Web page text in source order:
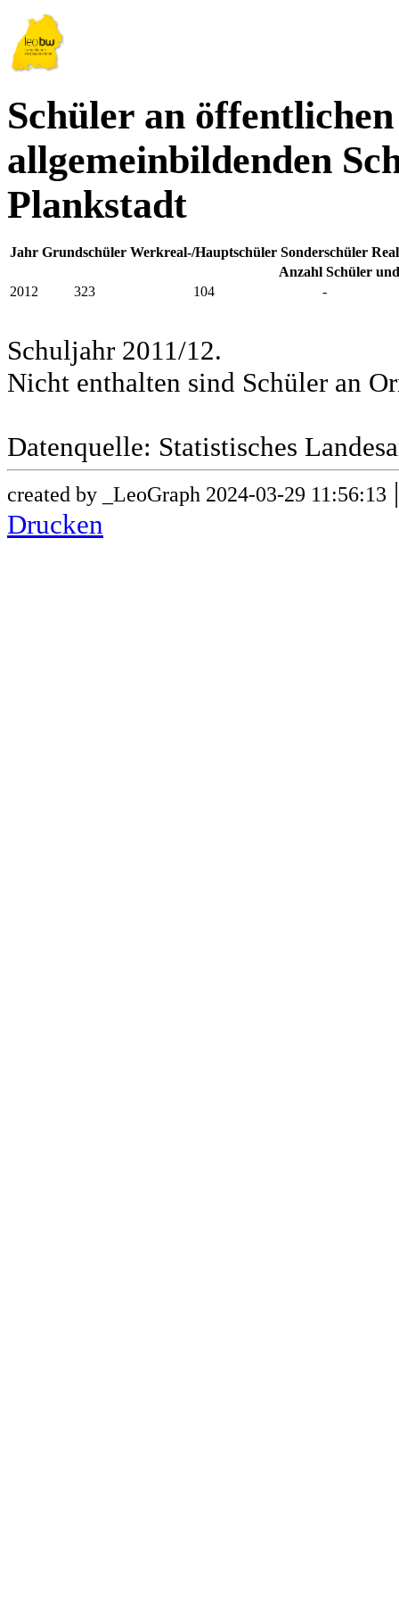
Schüler an
allgemeinbildenden
Plankstadt
Jahr Grundschüler Werkreal-/Hauptschüler Sonderschüler
Anzahl Schüler
2012
323 104 -
Schuljahr 2011/12.
Nicht enthalten sind Schüler an
Datenquelle: Statistisches
created by _LeoGraph 2024-03-29 11:56:13
Drucken